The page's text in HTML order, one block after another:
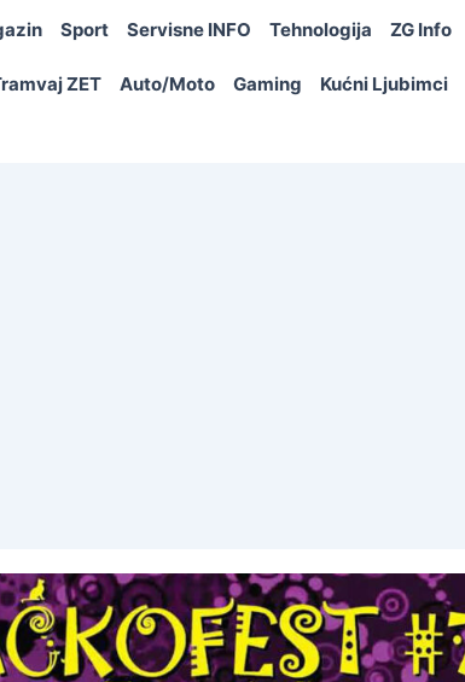
Sport Servisne INFO Tehnologija ZG Info
ZET Auto/Moto Gaming Kućni Ljubimci